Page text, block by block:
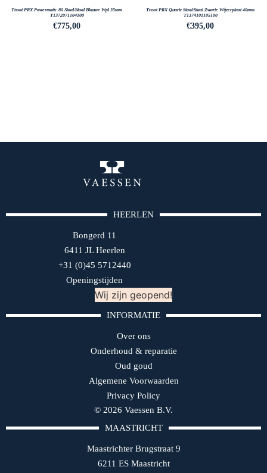
Tissot PRX Powermatic 80 Staal/Staal Blauwe Wpl 35mm
T1372071104100
€775,00
Tissot PRX Quartz Staal/Staal Zwarte Wijzerplaat 40mm
T1374101105100
€395,00
HEERLEN
Bongerd 11
6411 JL Heerlen
+31 (0)45 5712440
Openingstijden
Wij zijn geopend!
INFORMATIE
Over ons
Onderhoud & reparatie
Oud goud
Algemene Voorwaarden
Privacy Policy
© 2026 Vaessen B.V.
MAASTRICHT
Maastrichter Brugstraat 9
6211 ES Maastricht